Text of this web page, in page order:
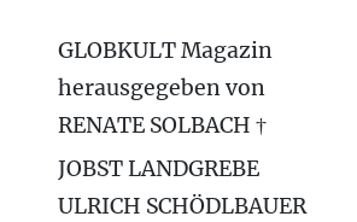
GLOBKULT Magazin
herausgegeben von
RENATE SOLBACH †
JOBST LANDGREBE
ULRICH SCHÖDLBAUER